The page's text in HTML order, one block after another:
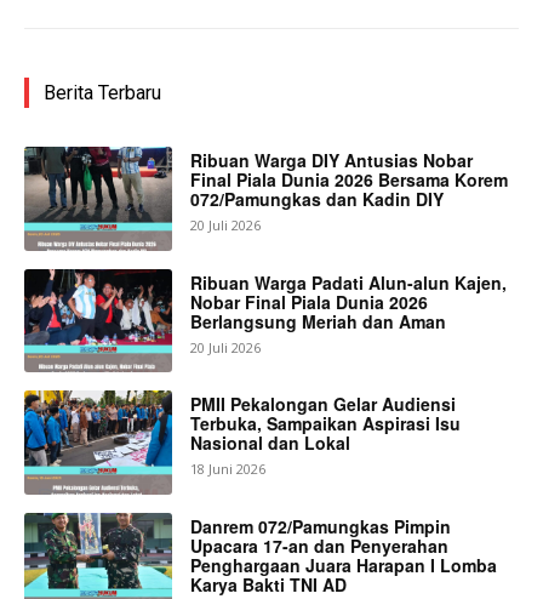
Berita Terbaru
Ribuan Warga DIY Antusias Nobar
Final Piala Dunia 2026 Bersama Korem
072/Pamungkas dan Kadin DIY
20 Juli 2026
Ribuan Warga Padati Alun-alun Kajen,
Nobar Final Piala Dunia 2026
Berlangsung Meriah dan Aman
20 Juli 2026
PMII Pekalongan Gelar Audiensi
Terbuka, Sampaikan Aspirasi Isu
Nasional dan Lokal
18 Juni 2026
Danrem 072/Pamungkas Pimpin
Upacara 17-an dan Penyerahan
Penghargaan Juara Harapan I Lomba
Karya Bakti TNI AD